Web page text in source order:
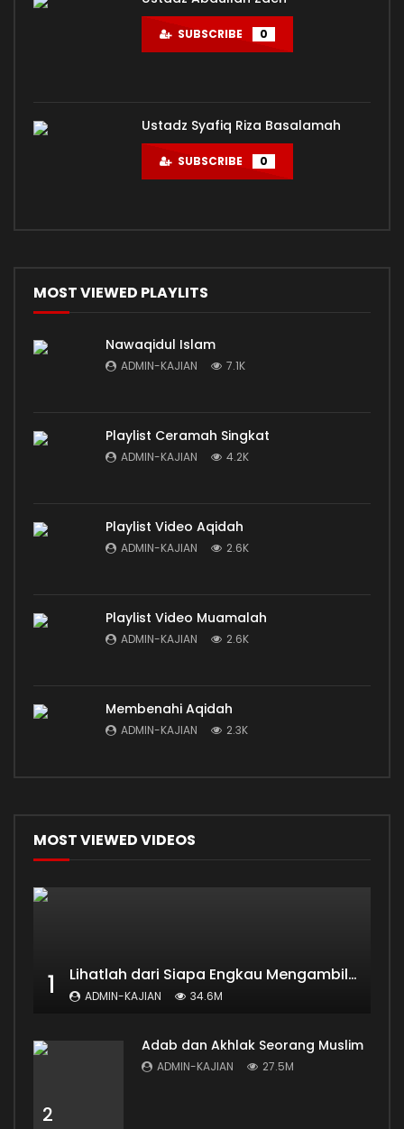
SUBSCRIBE 0
Ustadz Syafiq Riza Basalamah
SUBSCRIBE 0
MOST VIEWED PLAYLITS
Nawaqidul Islam
ADMIN-KAJIAN 7.1K
Playlist Ceramah Singkat
ADMIN-KAJIAN 4.2K
Playlist Video Aqidah
ADMIN-KAJIAN 2.6K
Playlist Video Muamalah
ADMIN-KAJIAN 2.6K
Membenahi Aqidah
ADMIN-KAJIAN 2.3K
MOST VIEWED VIDEOS
1 Lihatlah dari Siapa Engkau Mengambil Ilmu
ADMIN-KAJIAN 34.6M
2
Adab dan Akhlak Seorang Muslim
ADMIN-KAJIAN 27.5M